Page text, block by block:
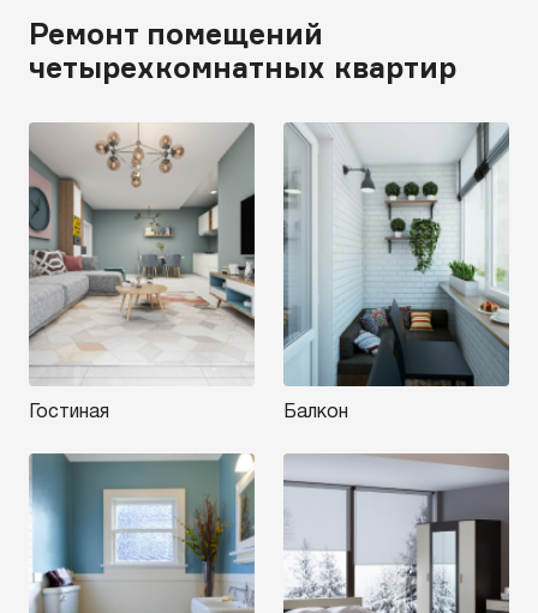
Ремонт помещений
четырехкомнатных квартир
Гостиная Балкон